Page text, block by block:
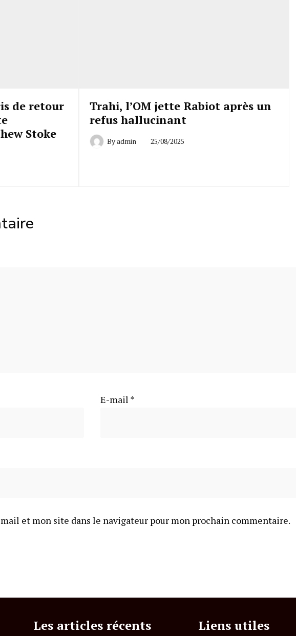
de retour
Stoke
Trahi, l’OM jette Rabiot après un
refus hallucinant
Byadmin 25/08/2025
E-mail *
et mon site dans le navigateur pour mon prochain commentaire.
Les articles récents Liens utiles